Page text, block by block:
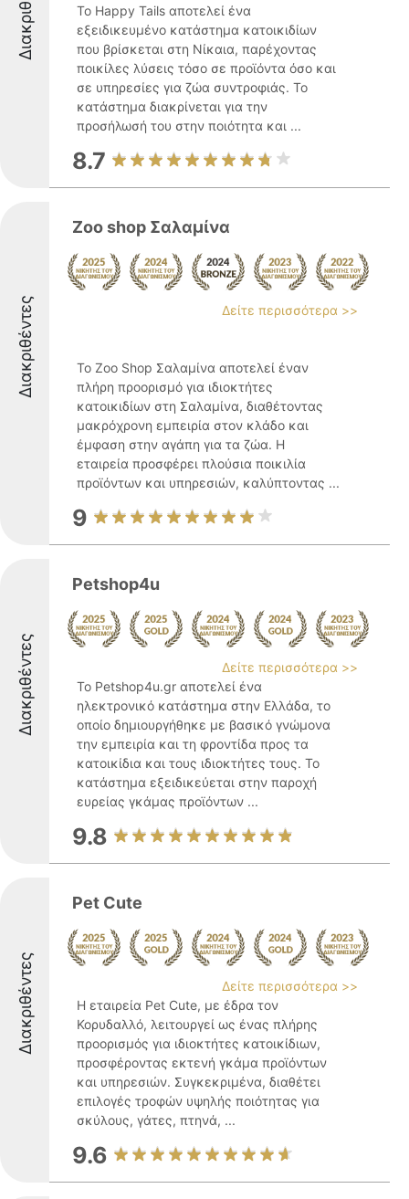
Το Happy Tails αποτελεί ένα
εξειδικευμένο κατάστημα κατοικιδίων
που βρίσκεται στη Νίκαια, παρέχοντας
ποικίλες λύσεις τόσο σε προϊόντα όσο και
σε υπηρεσίες για ζώα συντροφιάς. Το
κατάστημα διακρίνεται για την
προσήλωσή του στην ποιότητα και ...
8.7
Διακριθέντες
Zoo shop Σαλαμίνα
Δείτε περισσότερα >>
Το Zoo Shop Σαλαμίνα αποτελεί έναν
πλήρη προορισμό για ιδιοκτήτες
κατοικιδίων στη Σαλαμίνα, διαθέτοντας
μακρόχρονη εμπειρία στον κλάδο και
έμφαση στην αγάπη για τα ζώα. Η
εταιρεία προσφέρει πλούσια ποικιλία
προϊόντων και υπηρεσιών, καλύπτοντας ...
9
Διακριθέντες
Petshop4u
Δείτε περισσότερα >>
Το Petshop4u.gr αποτελεί ένα
ηλεκτρονικό κατάστημα στην Ελλάδα, το
οποίο δημιουργήθηκε με βασικό γνώμονα
την εμπειρία και τη φροντίδα προς τα
κατοικίδια και τους ιδιοκτήτες τους. Το
κατάστημα εξειδικεύεται στην παροχή
ευρείας γκάμας προϊόντων ...
9.8
Διακριθέντες
Pet Cute
Δείτε περισσότερα >>
Η εταιρεία Pet Cute, με έδρα τον
Κορυδαλλό, λειτουργεί ως ένας πλήρης
προορισμός για ιδιοκτήτες κατοικίδιων,
προσφέροντας εκτενή γκάμα προϊόντων
και υπηρεσιών. Συγκεκριμένα, διαθέτει
επιλογές τροφών υψηλής ποιότητας για
σκύλους, γάτες, πτηνά, ...
9.6